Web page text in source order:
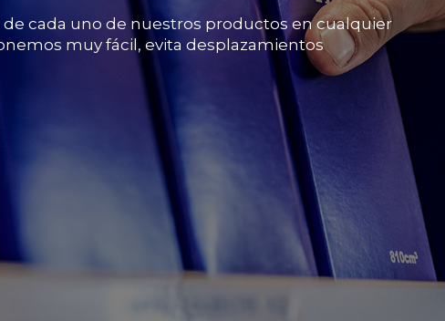
cada uno de nuestros productos en cualquier
muy fácil, evita desplazamientos